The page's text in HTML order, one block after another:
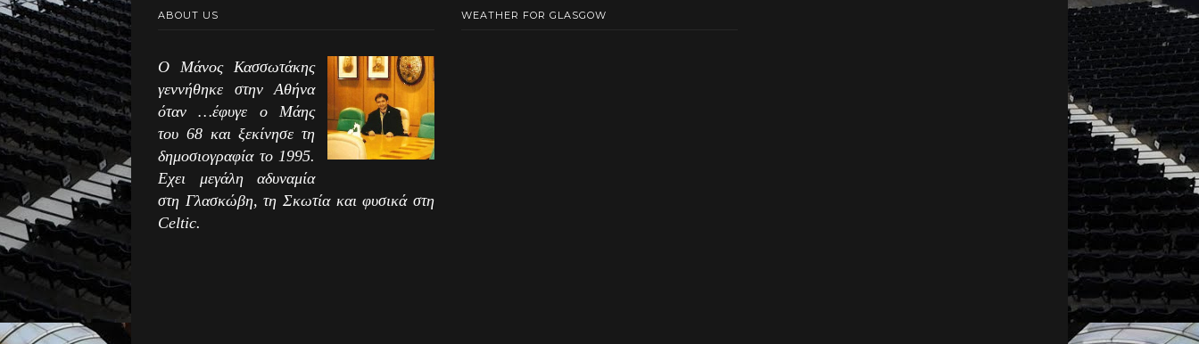
ABOUT US
Ο Μάνος Κασσωτάκης
γεννήθηκε στην Αθήνα
όταν …έφυγε ο Μάης
του 68 και ξεκίνησε τη
δημοσιογραφία το 1995.
Εχει μεγάλη αδυναμία
στη Γλασκώβη, τη Σκωτία και φυσικά στη
Celtic.
WEATHER FOR GLASGOW